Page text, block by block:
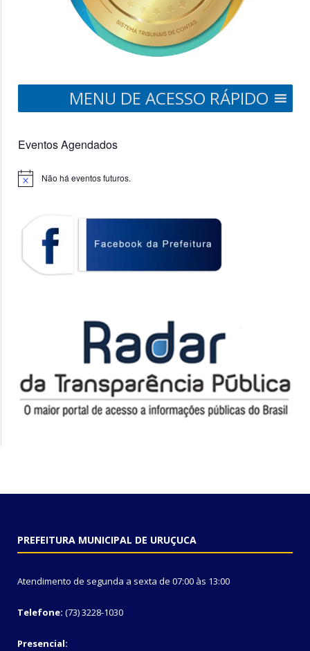
MENU DE ACESSO RÁPIDO
Eventos Agendados
Notice Não há eventos futuros.
PREFEITURA MUNICIPAL DE URUÇUCA
Atendimento de segunda a sexta de 07:00 às 13:00
Telefone: (73) 3228-1030
Presencial: